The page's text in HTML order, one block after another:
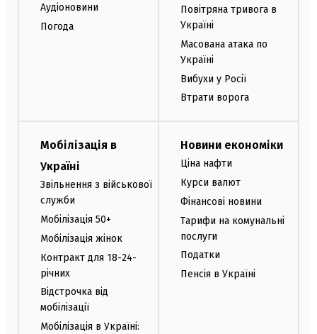
Аудіоновини
Погода
Повітряна тривога в
Україні
Масована атака по
Україні
Вибухи у Росії
Втрати ворога
Мобілізація в
Україні
Звільнення з військової
служби
Мобілізація 50+
Мобілізація жінок
Контракт для 18-24-
річних
Відстрочка від
мобілізації
Мобілізація в Україні:
Новини економіки
Ціна нафти
Курси валют
Фінансові новини
Тарифи на комунальні
послуги
Податки
Пенсія в Україні